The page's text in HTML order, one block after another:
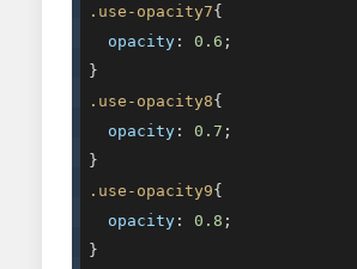
.use-opacity7{
opacity: 0.6 ;
.use-opacity8{
opacity: 0.7 ;
.use-opacity9{
opacity: 0.8 ;